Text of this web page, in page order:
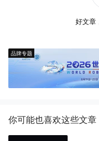
好文章
品牌专题
你可能也喜欢这些文章